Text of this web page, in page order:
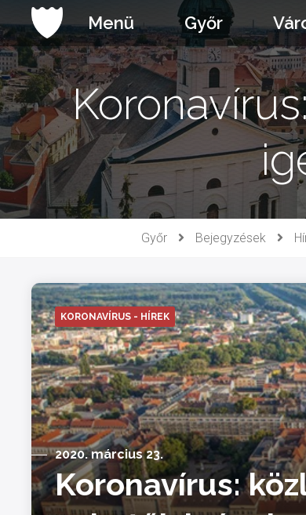
a
tartalomhoz
Menü Győr
Győr Bejegyzések
KORONAVÍRUS - HÍREK
2020. március 23.
Koronavírus: